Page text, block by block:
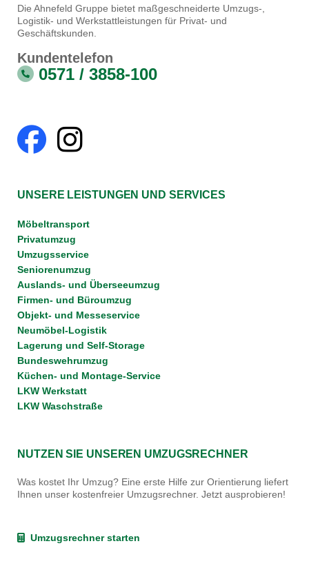
Die Ahnefeld Gruppe bietet maßgeschneiderte Umzugs-,
Logistik- und Werkstattleistungen für Privat- und
Geschäftskunden.
Kundentelefon
0571 / 3858-100
UNSERE LEISTUNGEN UND SERVICES
Möbeltransport
Privatumzug
Umzugsservice
Seniorenumzug
Auslands- und Überseeumzug
Firmen- und Büroumzug
Objekt- und Messeservice
Neumöbel-Logistik
Lagerung und Self-Storage
Bundeswehrumzug
Küchen- und Montage-Service
LKW Werkstatt
LKW Waschstraße
NUTZEN SIE UNSEREN UMZUGSRECHNER
Was kostet Ihr Umzug? Eine erste Hilfe zur Orientierung liefert
Ihnen unser kostenfreier Umzugsrechner. Jetzt ausprobieren!
Umzugsrechner starten